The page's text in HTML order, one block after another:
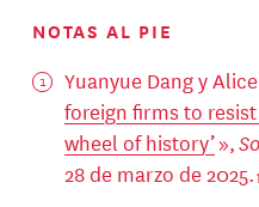
NOTAS AL PIE
Yuanyue Dang y
foreign firms to
wheel of history’»,
28 de marzo de 2025.